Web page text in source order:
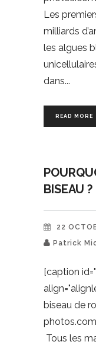
Les
milliards
les algues
dans
READ MORE
BISEAU ?
22
Patrick
[caption
biseau de
Tous les